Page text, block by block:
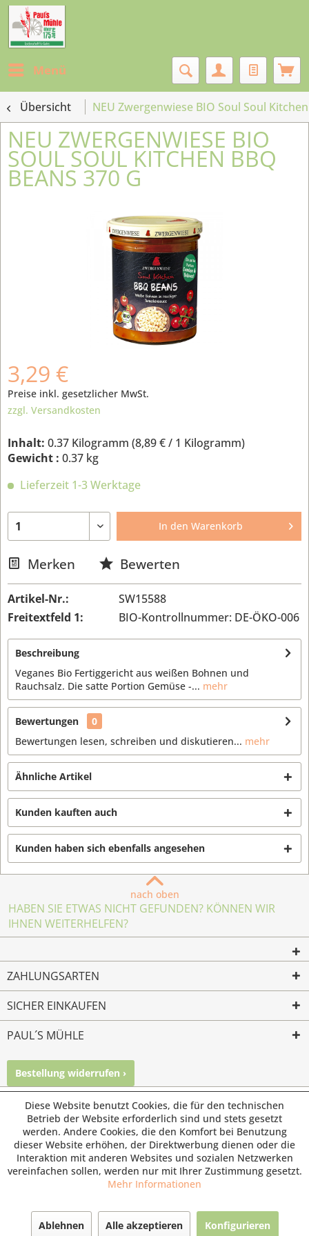
Menü
Übersicht NEU Zwergenwiese BIO Soul Soul
NEU ZWERGENWIESE BIO
SOUL SOUL KITCHEN BBQ
BEANS 370 G
3,29 €
Preise inkl. gesetzlicher MwSt.
zzgl. Versandkosten
Inhalt: 0.37 Kilogramm (8,89 €/ 1 Kilogramm)
Gewicht : 0.37 kg
Lieferzeit 1-3 Werktage
In den Warenkorb
Merken Bewerten
Artikel-Nr.:
SW15588
Freitextfeld 1:
BIO-Kontrollnummer: DE-ÖKO-006
Beschreibung
Veganes Bio Fertiggericht aus weißen Bohnen und
Rauchsalz. Die satte Portion Gemüse -... mehr
Bewertungen
0
Bewertungen lesen, schreiben und diskutieren... mehr
Ähnliche Artikel
Kunden kauften auch
Kunden haben sich ebenfalls angesehen
nach oben
HABEN SIE ETWAS NICHT GEFUNDEN? KÖNNEN WIR
IHNEN WEITERHELFEN?
ZAHLUNGSARTEN
SICHER EINKAUFEN
PAUL´S MÜHLE
Bestellung widerrufen ›
© Paul's Mühle | Inhaber: Christof Paul e.K. | Westring 2 |
45659 Recklinghausen
Fax: 02361 -28831 | E-Mail: info@pauls-muehle.de
Mailkontakt Facebook Instagram
Diese Website benutzt Cookies, die für den technischen
Betrieb der Website erforderlich sind und stets gesetzt
werden. Andere Cookies, die den Komfort bei Benutzung
dieser Website erhöhen, der Direktwerbung dienen oder die
Interaktion mit anderen Websites und sozialen Netzwerken
vereinfachen sollen, werden nur mit Ihrer Zustimmung gesetzt.
Mehr Informationen
Ablehnen Alle akzeptieren Konfigurieren